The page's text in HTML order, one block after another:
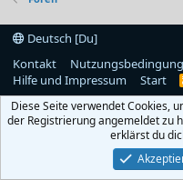
Deutsch [Du]
Kontakt
Hilfe und Impressum
Start
Diese Seite verwendet Cookies,
der Registrierung angemeldet zu
erklärst du